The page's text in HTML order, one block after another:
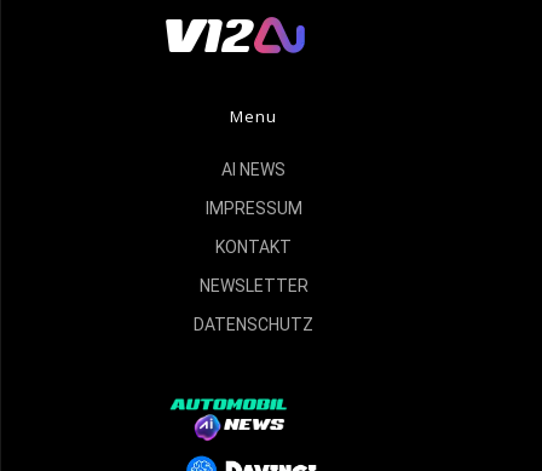
Menu
AI NEWS
IMPRESSUM
KONTAKT
NEWSLETTER
DATENSCHUTZ